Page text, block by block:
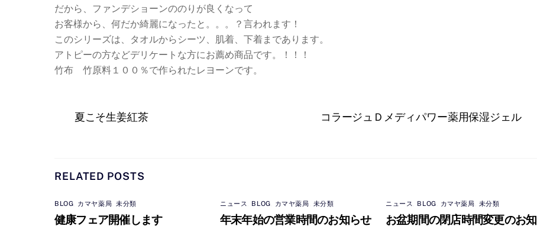
だから、ファンデショーンののりが良くなって
お客様から、何だか綺麗になったと。。。？言われます！
このシリーズは、タオルからシーツ、肌着、下着まであります。
アトピーの方などデリケートな方にお薦め商品です。！！！
竹布 竹原料１００％で作られたレヨーンです。
夏こそ生姜紅茶 コラージュＤメディパワー薬用保湿ジェル
RELATED POSTS
BLOG カマヤ薬局 ,未分類
健康フェア開催します
ニュース BLOG カマヤ薬局 未分類
年末年始の営業時間のお知らせ
ニュース BLOG カマヤ薬局 未分類
お盆期間の閉店時間変更のお知